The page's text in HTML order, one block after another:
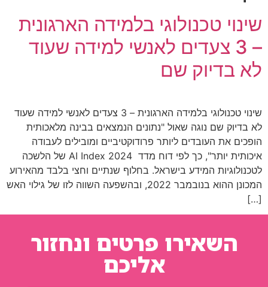
שינוי טכנולוגי בלמידה הארגונית
– 3 צעדים לאנשי למידה שעוד
לא בדיוק שם
שינוי טכנולוגי בלמידה הארגונית – 3 צעדים לאנשי למידה שעוד
לא בדיוק שם נוגה שאול "נתונים הנמצאים בבינה מלאכותית
הופכים את העובדים ליותר פרודוקטיביים ומובילים לעבודה
איכותית יותר", כך לפי דוח מדד AI Index 2024 של הלשכה
לטכנולוגיות המידע בישראל. בחלוף שנתיים וחצי בלבד מהאירוע
המכונן ההוא בנובמבר 2022, ובהשפעה השווה לזו של גילוי האש
[…]
השאירו פרטים ונחזור
אליכם